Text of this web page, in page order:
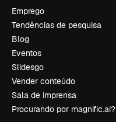
Emprego
Tendências de pesquisa
Blog
Eventos
Slidesgo
Vender conteúdo
Sala de imprensa
Procurando por magnific.ai?